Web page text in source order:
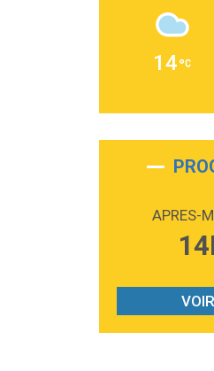
Martin Garrix & Ed
Alex Warren
On My Soul
Phoebe Bridgers
Gracie Abrams
14
APRES-